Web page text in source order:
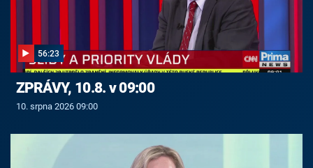
56:23
ZPRÁVY, 10.8. v 09:00
10. srpna 2026 09:00